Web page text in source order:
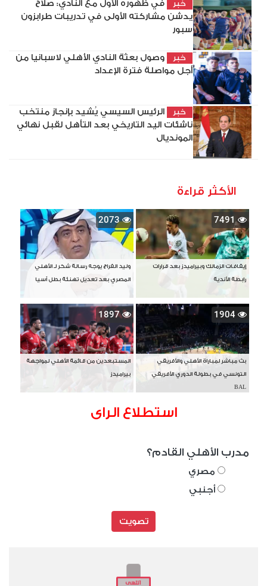
خبر
في ظهوره الأول مع النادي: صلاح
يدشن مشاركته الأولى في تدريبات طرابزون
سبور
خبر
وصول بعثة النادي الأهلي لاسبانيا من
أجل مواصلة فترة الإعداد
خبر
الرئيس السيسي يُشيد بإنجاز منتخب
ناشئات اليد التاريخي بعد التأهل لقبل نهائي
المونديال
الأكثر قراءة
7491
إيقافات الزمالك وبيراميدز بعد قرارات
رابطة الأندية
2073
وليد الفراج يوجه رسالة شكر لـ الأهلي
المصري بعد تعديل تهنئة بطل آسيا
1904
بث مباشر لمباراة الأهلي والأفريقي
التونسي في بطولة الدوري الأفريقي
BAL
1897
المستبعدين من قائمة الأهلي لمواجهة
بيراميدز
استطلاع الراى
مدرب الأهلي القادم؟
مصري
أجنبي
تصويت